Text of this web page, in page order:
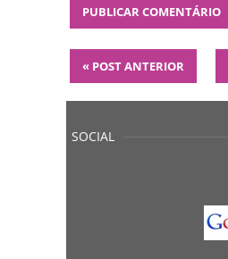
« POST ANTERIOR
SOCIAL